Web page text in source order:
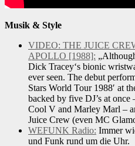
Musik & Style
VIDEO: THE JUICE
APOLLO [1988]:
Dick Tracey‘s bionic
ever seen. The debut
Stars World Tour 1988′ at
backed by five DJ’s at
Cool V and Marley Marl –
Juice Crew (even MC
WEFUNK Radio: Immer
und Funk rund um die Uhr.